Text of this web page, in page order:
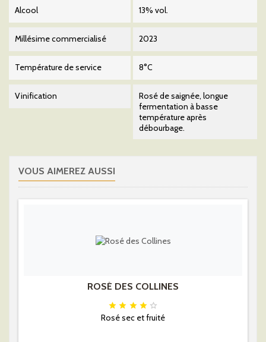
Alcool 13% vol.
Millésime commercialisé 2023
Température de service 8°C
Vinification
Rosé de saignée, longue
fermentation à basse
température après
débourbage.
VOUS AIMEREZ AUSSI
ROSÉ DES COLLINES
    
Rosé sec et fruité